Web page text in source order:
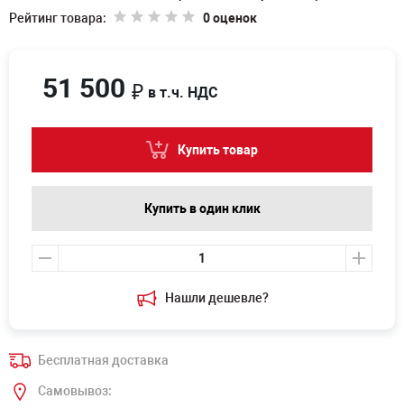
Рейтинг товара:
0 оценок
Нашли дешевле?
51 500 ₽ в т.ч. НДС
Купить товар
Купить в один клик
Бесплатная доставка
Самовывоз: